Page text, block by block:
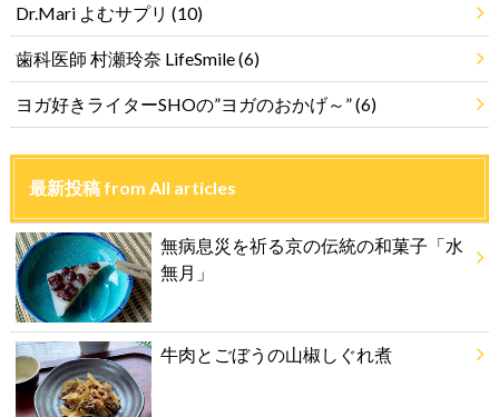
Dr.Mari よむサプリ (10)
歯科医師 村瀬玲奈 LifeSmile(6)
ヨガ好きライターSHOの”ヨガのおかげ～”(6)
最新投稿 from All articles
無病息災を祈る京の伝統の和菓子「水
無月」
牛肉とごぼうの山椒しぐれ煮